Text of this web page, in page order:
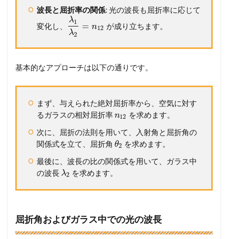
よ
る
2
ン
シ
ッ
プ
が
必
要
で
す
波長と屈折率の関係: 光の波長も屈折率に応じて
変化し、
λ1
λ2
= n12 が成り立ちます。
基本的なアプローチは以下の通りです。
まず、与えられた絶対屈折率から、空気に対す
るガラスの相対屈折率n12 を求めます。
次に、屈折の法則を用いて、入射角と屈折角の
関係式を立て、屈折角 θ2 を求めます。
最後に、波長の比の関係式を用いて、ガラス中
の波長 λ2 を求めます。
屈折角およびガラス中での光の波長